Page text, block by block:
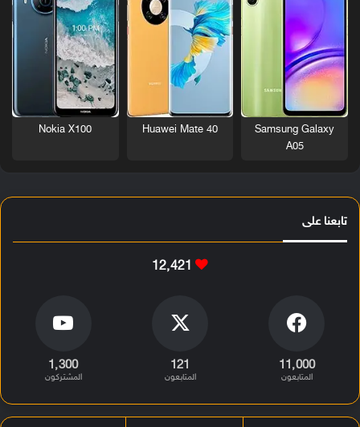
Samsung Galaxy
A05
Huawei Mate 40
Nokia X100
تابعنا على
12٬421
11٬000
المتابعون
121
المتابعون
1٬300
المشتركون